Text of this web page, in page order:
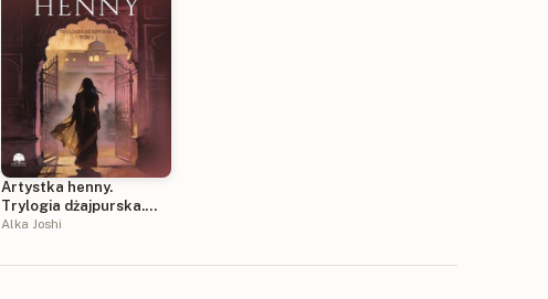
Artystka henny.
Trylogia dżajpurska.
Tom 1
Alka Joshi